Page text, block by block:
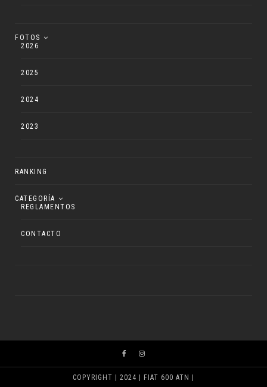
FOTOS
2026
2025
2024
2023
RANKING
CATEGORÍA
REGLAMENTOS
CONTACTO
COPYRIGHT | 2024 | FIAT 600 ATN |